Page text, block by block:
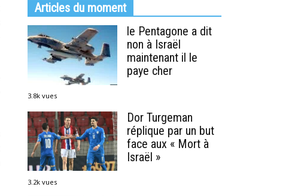
Articles du moment
le Pentagone a dit
non à Israël
maintenant il le
paye cher
3.8k vues
Dor Turgeman
réplique par un but
face aux « Mort à
Israël »
3.2k vues